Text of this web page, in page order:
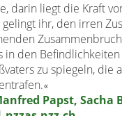
darin liegt die Kraft
gelingt ihr, den irren
in den
zu spiegeln, die
«
Papst, Sacha